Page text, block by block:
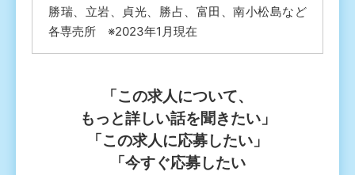
勝瑞、立岩、貞光、勝占、富田、南小松島など
各専売所 ※2023年1月現在
「この求⼈について、
もっと詳しい話を聞きたい」
「この求⼈に応募したい」
「今すぐ応募したい